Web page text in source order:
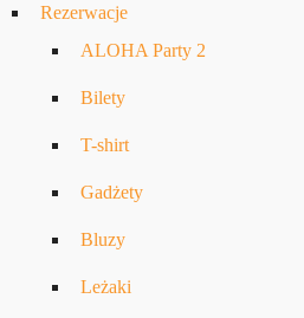
Rezerwacje
ALOHA Party 2
Bilety
T-shirt
Gadżety
Bluzy
Leżaki